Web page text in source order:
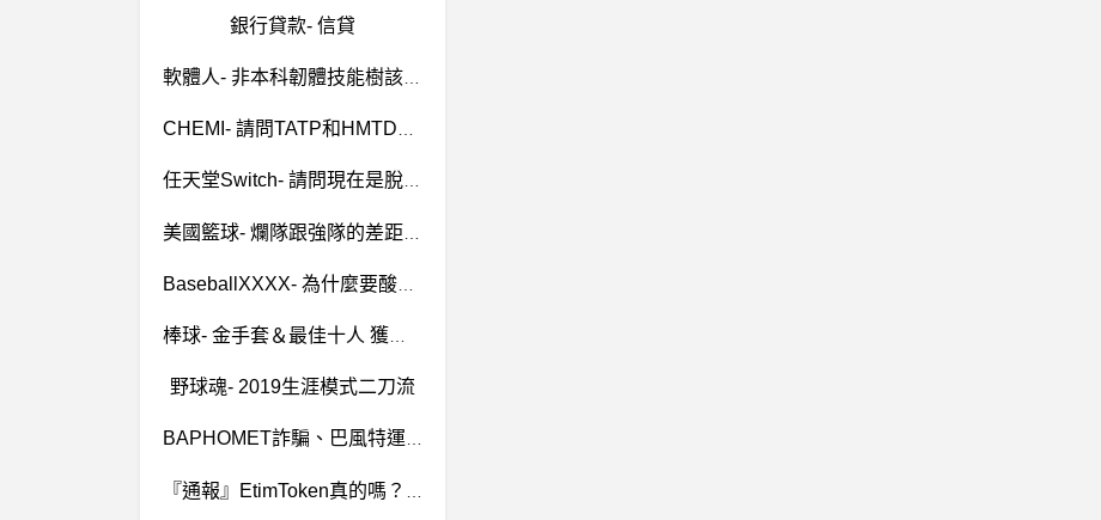
銀行貸款- 信貸
CHEMI- 請問TATP和HMTD的生成方程式為何?
任天堂Switch- 請問現在是脫手NS最佳時機嗎？
野球魂- 2019生涯模式二刀流
BAPHOMET詐騙、巴風特運彩分析詐騙、勝利方程式詐騙 『爆料』